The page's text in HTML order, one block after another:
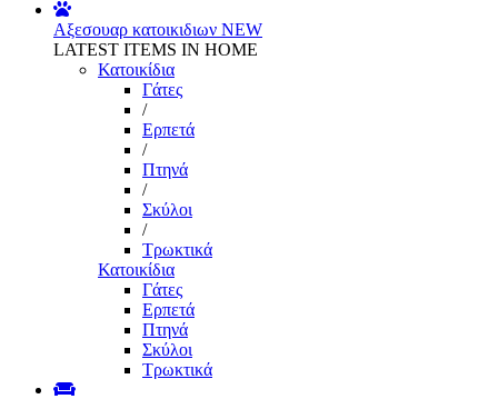
Αξεσουαρ κατοικιδιων NEW
LATEST ITEMS IN HOME
Κατοικίδια
Γάτες
/
Ερπετά
/
Πτηνά
/
Σκύλοι
/
Τρωκτικά
Κατοικίδια
Γάτες
Ερπετά
Πτηνά
Σκύλοι
Τρωκτικά